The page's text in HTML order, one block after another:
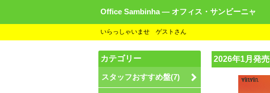
Office Sambinha ― オフィス・サンビーニャ
いらっしゃいませ ゲストさん
2026年1月発売
カテゴリー
スタッフおすすめ盤(7)